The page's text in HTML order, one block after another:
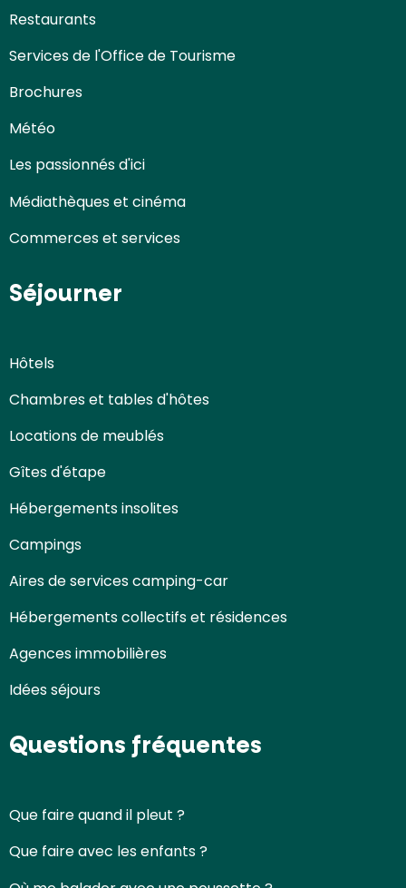
Restaurants
Services de l'Office de Tourisme
Brochures
Météo
Les passionnés d'ici
Médiathèques et cinéma
Commerces et services
Séjourner
Hôtels
Chambres et tables d'hôtes
Locations de meublés
Gîtes d'étape
Hébergements insolites
Campings
Aires de services camping-car
Hébergements collectifs et résidences
Agences immobilières
Idées séjours
Questions fréquentes
Que faire quand il pleut ?
Que faire avec les enfants ?